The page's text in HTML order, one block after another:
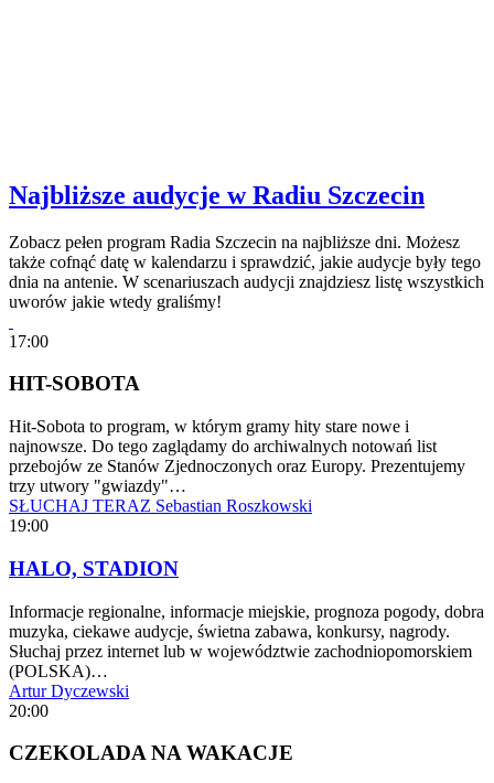
Najbliższe audycje w Radiu Szczecin
Zobacz pełen program Radia Szczecin na najbliższe dni. Możesz
także cofnąć datę w kalendarzu i sprawdzić, jakie audycje były tego
dnia na antenie. W scenariuszach audycji znajdziesz listę wszystkich
uworów jakie wtedy graliśmy!
17:00
HIT-SOBOTA
Hit-Sobota to program, w którym gramy hity stare nowe i
najnowsze. Do tego zaglądamy do archiwalnych notowań list
przebojów ze Stanów Zjednoczonych oraz Europy. Prezentujemy
trzy utwory "gwiazdy"…
SŁUCHAJ TERAZ Sebastian Roszkowski
19:00
HALO, STADION
Informacje regionalne, informacje miejskie, prognoza pogody, dobra
muzyka, ciekawe audycje, świetna zabawa, konkursy, nagrody.
Słuchaj przez internet lub w województwie zachodniopomorskiem
(POLSKA)…
Artur Dyczewski
20:00
CZEKOLADA NA WAKACJE